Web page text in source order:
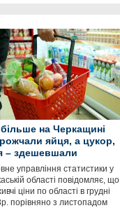
на Черкащині
яйця, а цукор,
– здешевшали
управління статистики у
області повідомляє, що
ціни по області в грудні
порівняно з листопадом